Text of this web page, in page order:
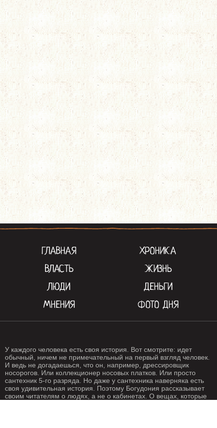
ГЛАВНАЯ
ХРОНИКА
ВЛАСТЬ
ЖИЗНЬ
ЛЮДИ
ДЕНЬГИ
МНЕНИЯ
ФОТО ДНЯ
У каждого человека есть своя история. Вот смотрите: идет
обычный, ничем не примечательный на первый взгляд человек.
И ведь не догадаешься, что он, например, дрессировщик
носорогов. Или коллекционер носовых платков. Или просто
сантехник 5-го разряда. Но даже у сантехника наверняка есть
своя удивительная история. Поэтому Богудония рассказывает
своим читателям о людях, а не о кабинетах. О вещах, которые